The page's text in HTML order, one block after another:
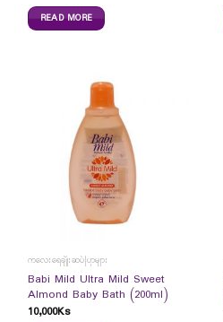
READ MORE
ကလေးရေချိုးဆပ်ပြာများ
Babi Mild Ultra Mild Sweet
Almond Baby Bath (200ml)
10,000Ks